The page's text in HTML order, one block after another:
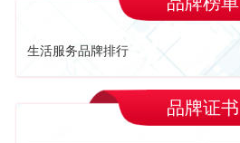
生活服务品牌排行
品牌证书